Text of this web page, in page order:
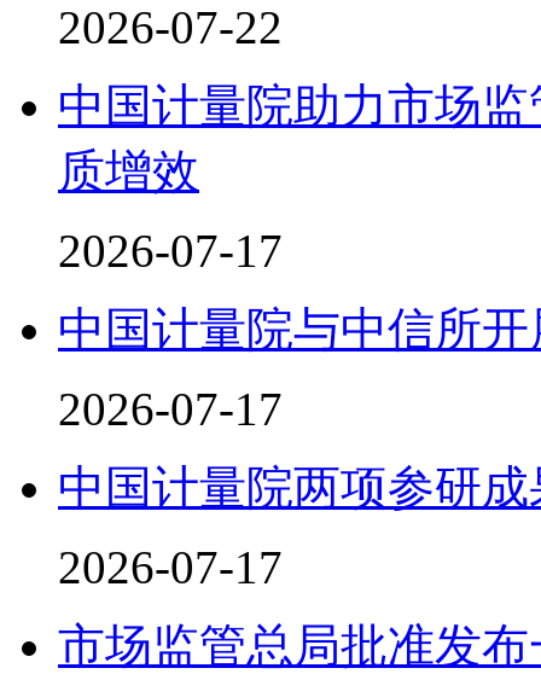
2026-07-22
中国计量院助力市场
质增效
2026-07-17
中国计量院与中信所
2026-07-17
中国计量院两项参研
2026-07-17
市场监管总局批准发